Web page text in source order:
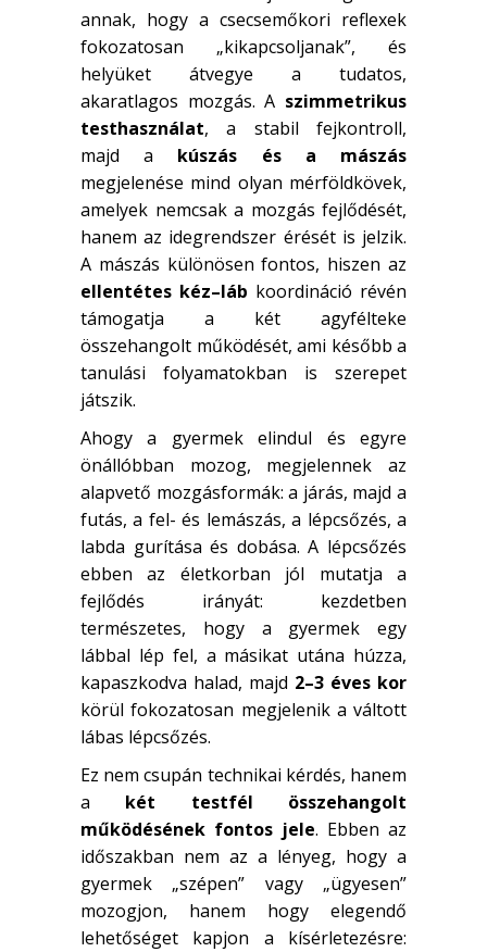
annak, hogy a csecsemőkori reflexek
fokozatosan „kikapcsoljanak”, és
helyüket átvegye a tudatos,
akaratlagos mozgás. A szimmetrikus
testhasználat, a stabil fejkontroll,
majd a kúszás és a mászás
megjelenése mind olyan mérföldkövek,
amelyek nemcsak a mozgás fejlődését,
hanem az idegrendszer érését is jelzik.
A mászás különösen fontos, hiszen az
ellentétes kéz–láb koordináció révén
támogatja a két agyfélteke
összehangolt működését, ami később a
tanulási folyamatokban is szerepet
játszik.
Ahogy a gyermek elindul és egyre
önállóbban mozog, megjelennek az
alapvető mozgásformák: a járás, majd a
futás, a fel- és lemászás, a lépcsőzés, a
labda gurítása és dobása. A lépcsőzés
ebben az életkorban jól mutatja a
fejlődés irányát: kezdetben
természetes, hogy a gyermek egy
lábbal lép fel, a másikat utána húzza,
kapaszkodva halad, majd 2–3 éves kor
körül fokozatosan megjelenik a váltott
lábas lépcsőzés.
Ez nem csupán technikai kérdés, hanem
a két testfél összehangolt
működésének fontos jele. Ebben az
időszakban nem az a lényeg, hogy a
gyermek „szépen” vagy „ügyesen”
mozogjon, hanem hogy elegendő
lehetőséget kapjon a kísérletezésre: